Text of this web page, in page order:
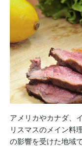
アメリカやカナダ、
リスマスのメイン料
の影響を受けた地域